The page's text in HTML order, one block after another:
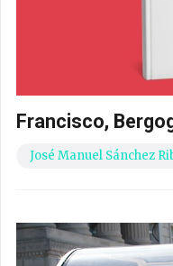
Francisco,
José Manuel Sánchez